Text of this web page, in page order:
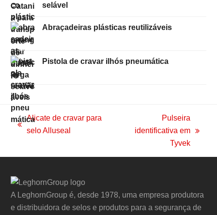
selável
Abraçadeiras plásticas reutilizáveis
Pistola de cravar ilhós pneumática
previous
Alicate de cravar para
selo Alluseal
Pulseira
identificativa em
Tyvek
A LeghornGroup é, desde 1978, uma empresa produtora
e distribuidora de selos e produtos para a segurança de